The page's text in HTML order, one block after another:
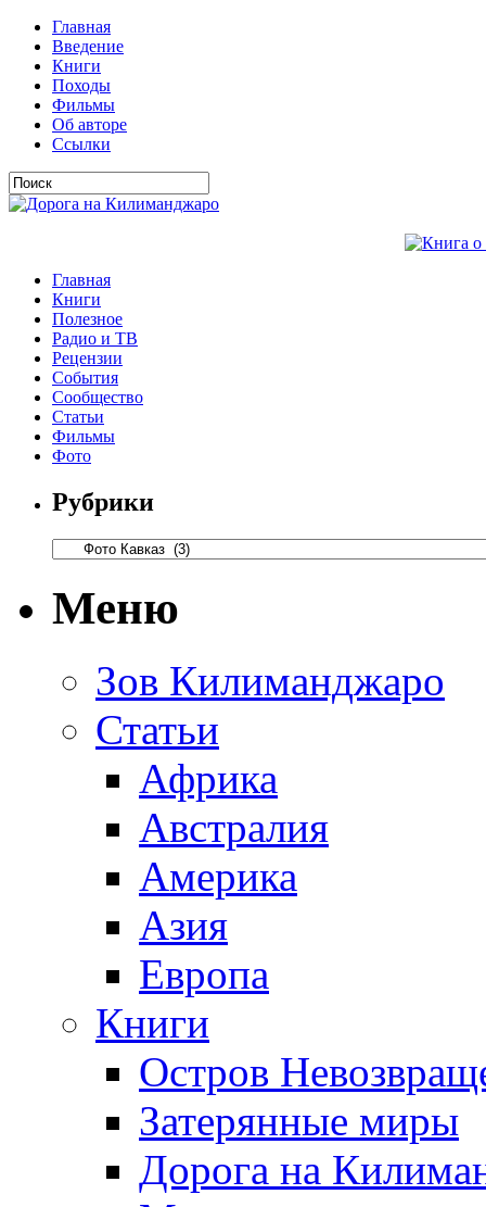
Главная
Введение
Книги
Походы
Фильмы
Об авторе
Ссылки
Главная
Книги
Полезное
Радио и ТВ
Рецензии
События
Сообщество
Статьи
Фильмы
Фото
Рубрики
Меню
Зов Килиманджаро
Статьи
Африка
Австралия
Америка
Азия
Европа
Книги
Остров
Затерянные миры
Дорога на